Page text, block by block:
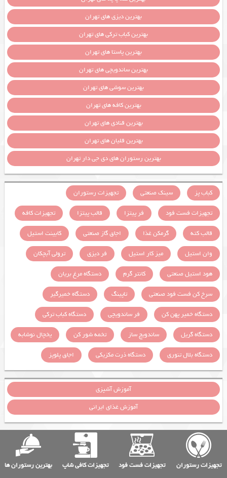
بهترین دیزی های تهران
بهترین کباب ترکی های تهران
بهترین پاستا های تهران
بهترین ساندویچی های تهران
بهترین سوشی های تهران
بهترین کافه های تهران
بهترین قنادی های تهران
بهترین قلیان های تهران
بهترین رستوران های دی جی دار تهران
کباب پز سینک صنعتی
تجهیزات رستوران
تجهیزات فست فود
فر پیتزا قالب پیتزا
تجهیزات کافه
قالب کته
گرمکن غذا اجاق گاز صنعتی
کابینت استیل
وان استیل
میز کار استیل فر دیزی
ترولی آبچکان
هود استیل صنعتی
کانتر گرم
دستگاه مرغ بریان
سرخ کن فست فود صنعتی
تاپینگ
دستگاه خمیرگیر
دستگاه خمیر پهن کن
فر ساندویچی
دستگاه کباب ترکی
دستگاه گریل
ساندویچ ساز تخمه شور کن
یخچال نوشابه
دستگاه بلال تنوری
دستگاه ذرت مکزیکی اجاق پلوپز
آموزش آشپزی
آموزش غذای ایرانی
تجهیزات رستوران تجهیزات فست فود تجهیزات کافی شاپ بهترین رستوران ها